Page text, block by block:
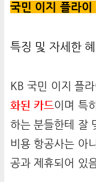
국민 이지 플라이
특징 및 자세한
KB 국민 이지 플
화된 카드이며 특
하는 분들한테 잘
비용 항공사는 아
공과 제휴되어 있